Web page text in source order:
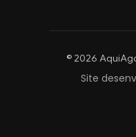
© 2026
Site